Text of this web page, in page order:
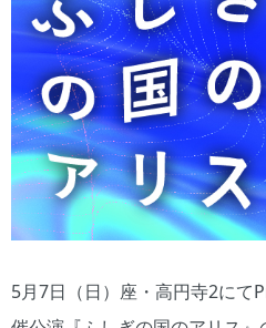
5月7日（日）座・高円寺2にて